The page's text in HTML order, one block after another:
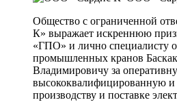
Общество с ограниченной
К» выражает искреннюю
«ГПО» и лично специалисту
промышленных кранов
Владимировичу за
высококвалифицированную и
производству и поставке